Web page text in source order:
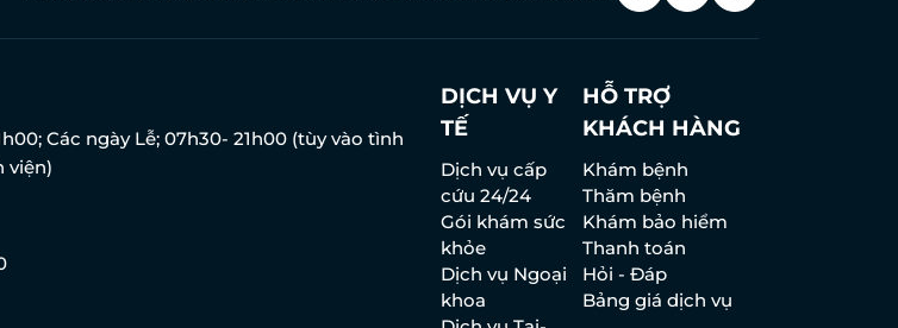
Các ngày Lễ; 07h30- 21h00 (tùy vào tình
viện)
DỊCH VỤ Y
TẾ
Dịch vụ cấp
cứu 24/24
Gói khám sức
khỏe
Dịch vụ Ngoại
khoa
HỖ TRỢ
KHÁCH HÀNG
Khám bệnh
Thăm bệnh
Khám bảo hiểm
Thanh toán
Hỏi - Đáp
Bảng giá dịch vụ